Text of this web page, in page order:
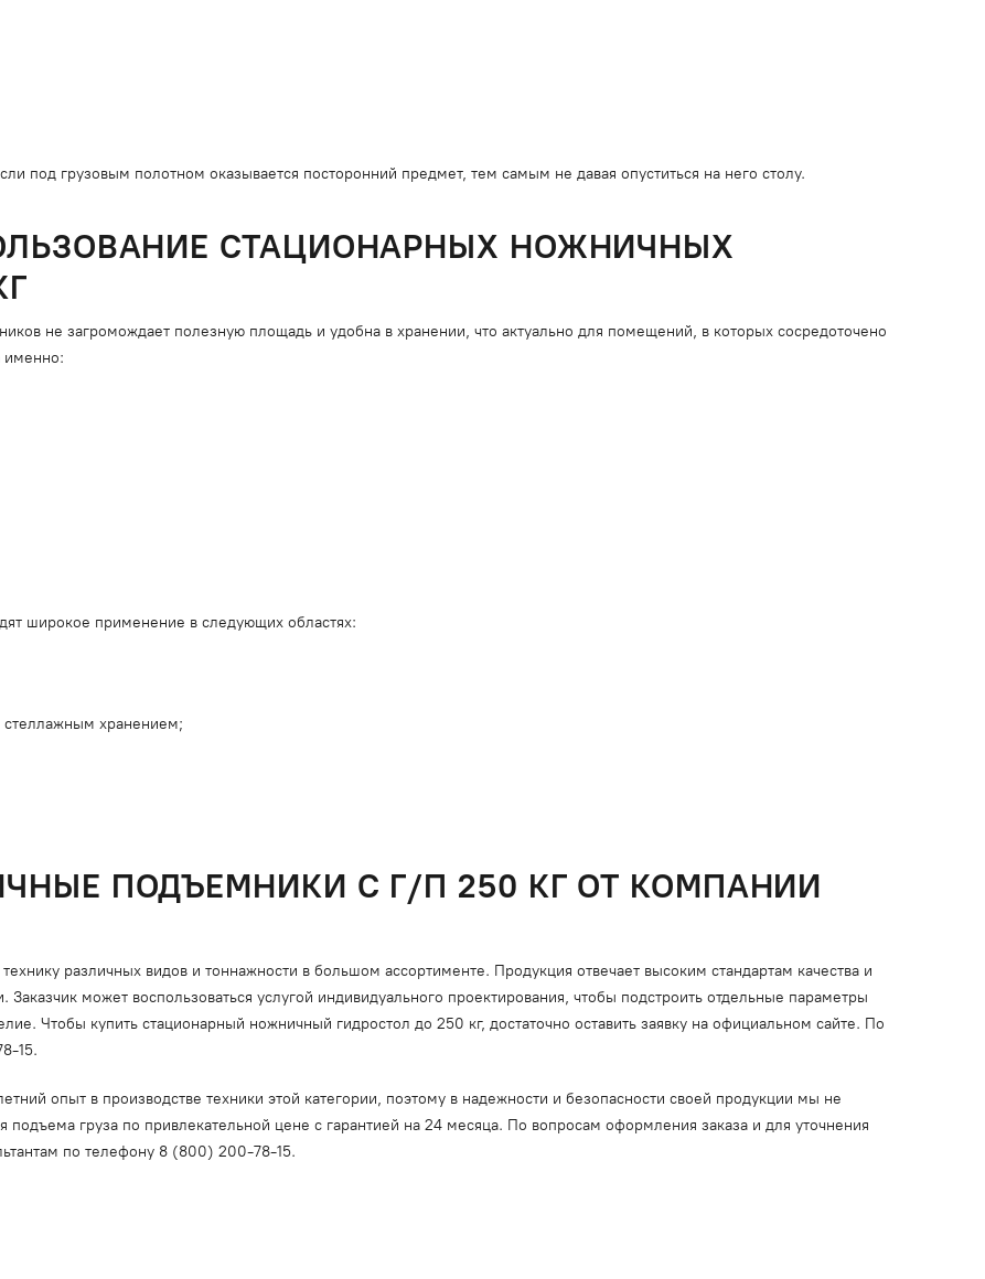
под грузовым полотном оказывается посторонний предмет, тем самым не давая опуститься на него столу.
СТАЦИОНАРНЫХ НОЖНИЧНЫХ
не загромождает полезную площадь и удобна в хранении, что актуально для помещений, в которых сосредоточено
именно:
широкое применение в следующих областях:
стеллажным хранением;
ПОДЪЕМНИКИ С Г/П 250 КГ ОТ КОМПАНИИ
различных видов и тоннажности в большом ассортименте. Продукция отвечает высоким стандартам качества и
может воспользоваться услугой индивидуального проектирования, чтобы подстроить отдельные параметры
Чтобы купить стационарный ножничный гидростол до 250 кг, достаточно оставить заявку на официальном сайте. По
15.
опыт в производстве техники этой категории, поэтому в надежности и безопасности своей продукции мы не
груза по привлекательной цене с гарантией на 24 месяца. По вопросам оформления заказа и для уточнения
по телефону 8 (800) 200-78-15.